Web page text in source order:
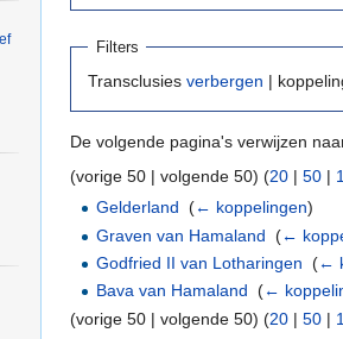
Filters
Transclusies verbergen |
De volgende pagina's verwijzen
(vorige 50 | volgende 50) (20 | 50 |
Gelderland ‎(← koppelingen)
Graven van Hamaland ‎(←
Godfried II van Lotharingen ‎(←
Bava van Hamaland ‎(←
(vorige 50 | volgende 50) (20 | 50 |